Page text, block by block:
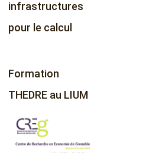
infrastructures
pour le calcul
Formation
THEDRE au LIUM